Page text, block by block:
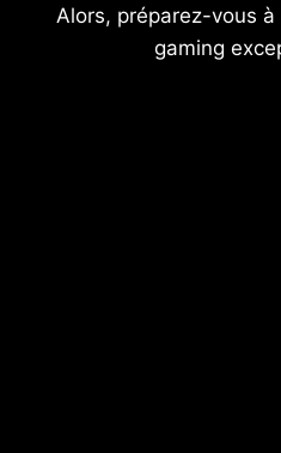
Alors, préparez-vous
gaming